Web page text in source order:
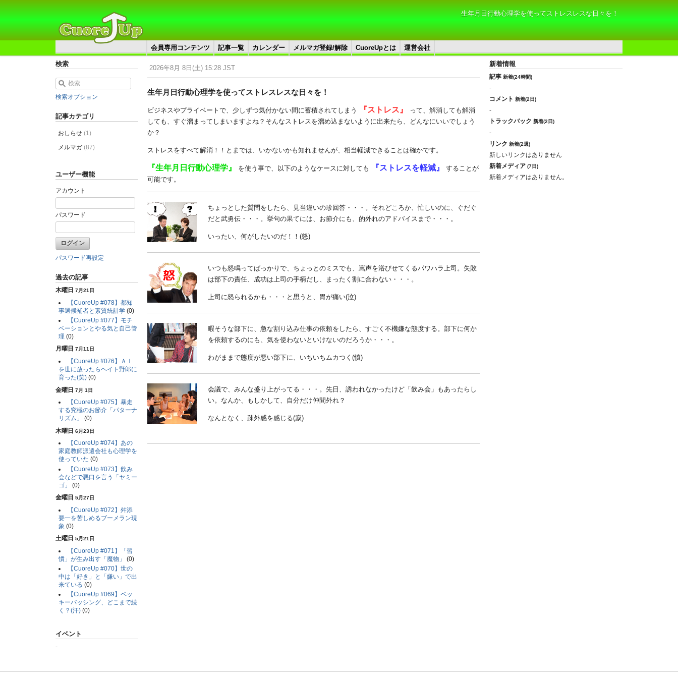
生年月日行動心理学を使ってストレスレスな日々を！
会員専用コンテンツ 記事一覧 カレンダー メルマガ登録/解除 CuoreUpとは 運営会社
2026年8月 8日(土) 15:28 JST
生年月日行動心理学を使ってストレスレスな日々を！
ビジネスやプライベートで、少しずつ気付かない間に蓄積されてしまう 『ストレス』
って、解消しても解消
しても、すぐ溜まってしまいますよね？そんなストレスを溜め込まないように出来たら、どんなにいいでしょう
か？
ストレスをすべて解消！！とまでは、いかないかも知れませんが、相当軽減できることは確かです。
『生年月日行動心理学』 を使う事で、以下のようなケースに対しても 『ストレスを軽減』
することが
可能です。
ちょっとした質問をしたら、見当違いの珍回答・・・。それどころか、忙しいのに、ぐだぐ
だと武勇伝・・・。挙句の果てには、お節介にも、的外れのアドバイスまで・・・。
いったい、何がしたいのだ！！(怒)
いつも怒鳴ってばっかりで、ちょっとのミスでも、罵声を浴びせてくるパワハラ上司。失敗
は部下の責任、成功は上司の手柄だし、まったく割に合わない・・・。
上司に怒られるかも・・・と思うと、胃が痛い(泣)
暇そうな部下に、急な割り込み仕事の依頼をしたら、すごく不機嫌な態度する。部下に何か
を依頼するのにも、気を使わないといけないのだろうか・・・。
わがままで態度が悪い部下に、いちいちムカつく(憤)
会議で、みんな盛り上がってる・・・。先日、誘われなかったけど「飲み会」もあったらし
い。なんか、もしかして、自分だけ仲間外れ？
なんとなく、疎外感を感じる(寂)
検索
検索オプション
記事カテゴリ
おしらせ (1)
メルマガ (87)
ユーザー機能
アカウント
パスワード
パスワード再設定
過去の記事
木曜日 7月21日
【CuoreUp #078】都知
事選候補者と素質統計学 (0)
【CuoreUp #077】モチ
ベーションとやる気と自己管
理 (0)
月曜日 7月11日
【CuoreUp #076】ＡＩ
を世に放ったらヘイト野郎に
育った(笑) (0)
金曜日 7月 1日
【CuoreUp #075】暴走
する究極のお節介「パターナ
リズム」
(0)
木曜日 6月23日
【CuoreUp #074】あの
家庭教師派遣会社も心理学を
使っていた (0)
【CuoreUp #073】飲み
会などで悪口を言う「ヤミー
ゴ」
(0)
金曜日 5月27日
【CuoreUp #072】舛添
要一を苦しめるブーメラン現
象 (0)
土曜日 5月21日
【CuoreUp #071】「習
慣」が生み出す「魔物」
(0)
【CuoreUp #070】世の
中は「好き」と「嫌い」で出
来ている (0)
【CuoreUp #069】ベッ
キーバッシング、どこまで続
く？(汗) (0)
イベント
-
新着情報
記事 新着(24時間)
-
コメント 新着(2日)
-
トラックバック 新着(2日)
-
リンク 新着(2週)
新しいリンクはありません
新着メディア (7日)
新着メディアはありません。